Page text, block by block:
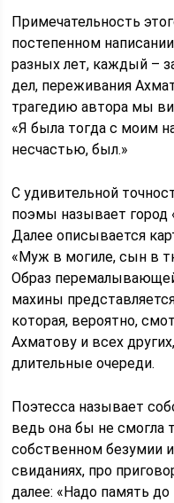
Примечательность
постепенном
разных лет, каждый –
дел, переживания
трагедию автора мы
«Я была тогда с моим
несчастью, был.»
С удивительной
поэмы называет
Далее описывается
«Муж в могиле, сын в
Образ
махины
которая, вероятно,
Ахматову и всех
длительные очереди.
Поэтесса называет
ведь она бы не смогла
собственном безумии
свиданиях, про
далее: «Надо память до